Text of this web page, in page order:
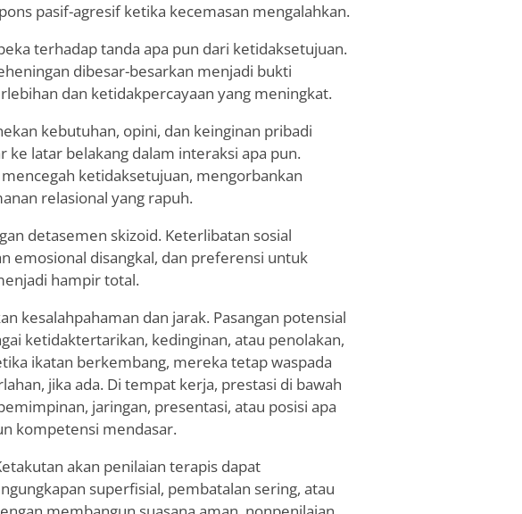
pasif-agresif ketika kecemasan mengalahkan.
terhadap tanda apa pun dari ketidaksetujuan.
dibesar-besarkan menjadi bukti
dan ketidakpercayaan yang meningkat.
kebutuhan, opini, dan keinginan pribadi
latar belakang dalam interaksi apa pun.
ketidaksetujuan, mengorbankan
relasional yang rapuh.
detasemen skizoid. Keterlibatan sosial
emosional disangkal, dan preferensi untuk
hampir total.
kesalahpahaman dan jarak. Pasangan potensial
ketidaktertarikan, kedinginan, atau penolakan,
ikatan berkembang, mereka tetap waspada
jika ada. Di tempat kerja, prestasi di bawah
jaringan, presentasi, atau posisi apa
kompetensi mendasar.
akan penilaian terapis dapat
superfisial, pembatalan sering, atau